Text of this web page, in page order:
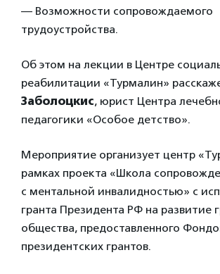
— Возможности сопровождаемого
трудоустройства.
Об этом на лекции в Центре
реабилитации «Турмалин»
Заболоцкис, юрист Центра
педагогики «Особое детство».
Мероприятие организует центр
рамках проекта «Школа
с ментальной инвалидностью» с
гранта Президента РФ на развитие
общества, предоставленного
президентских грантов.